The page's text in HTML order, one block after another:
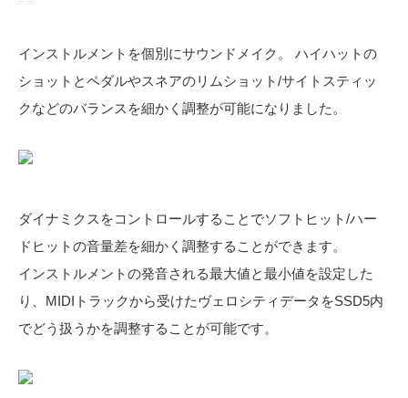
インストルメントを個別にサウンドメイク。 ハイハットの
ショットとペダルやスネアのリムショット/サイトスティッ
クなどのバランスを細かく調整が可能になりました。
ダイナミクスをコントロールすることでソフトヒット/ハー
ドヒットの音量差を細かく調整することができます。
インストルメントの発音される最大値と最小値を設定した
り、MIDIトラックから受けたヴェロシティデータをSSD5内
でどう扱うかを調整することが可能です。